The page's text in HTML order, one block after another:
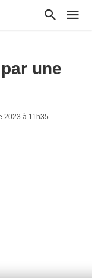
une
2023 à 11h35